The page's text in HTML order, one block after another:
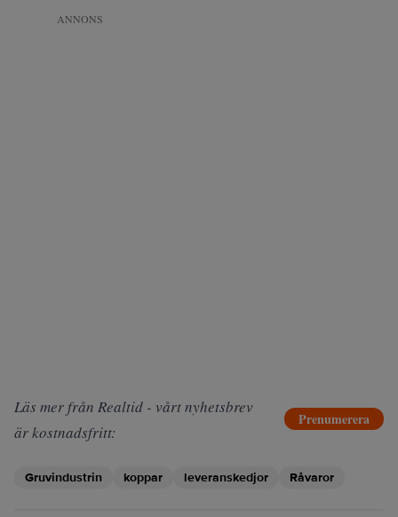
ANNONS
Läs mer från Realtid - vårt nyhetsbrev
är kostnadsfritt:
Prenumerera
Gruvindustrin koppar leveranskedjor Råvaror